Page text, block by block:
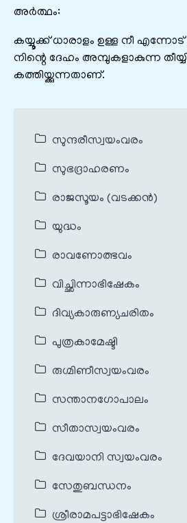
അർത്ഥം:
കയ്യൂക്ക് ധാരാളം ഉള്ള നീ
നിന്റെ ദേഹം അമ്പുകളാകുന്ന
കത്തിയ്ക്കുന്നതാണ്.
സുന്ദരീസ്വയംവരം
സുഭദ്രാഹരണം
രാജസൂയം (വടക്കൻ)
യുദ്ധം
രാവണോത്ഭവം
വിച്ഛിന്നാഭിഷേകം
ദിവ്യകാരുണ്യചരിതം
പുത്രകാമേഷ്ടി
രുഗ്മിണീസ്വയംവരം
സന്താനഗോപാലം
സീതാസ്വയംവരം
ദേവയാനി സ്വയംവരം
സേതുബന്ധനം
ശ്രീരാമപട്ടാഭിഷേകം